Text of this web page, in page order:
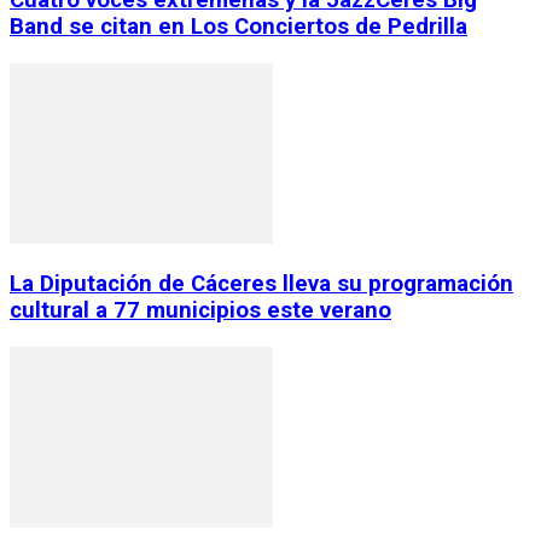
Band se citan en Los Conciertos de Pedrilla
La Diputación de Cáceres lleva su programación
cultural a 77 municipios este verano